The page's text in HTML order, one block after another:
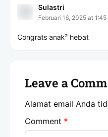
Sulastri
Februari 16, 2025 at 1:45
Congrats anak² hebat
Leave a
Alamat email Anda
Comment *